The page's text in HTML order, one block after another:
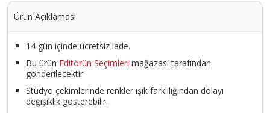
Ürün Açıklaması
14 gün içinde ücretsiz iade.
Bu ürün Editörün Seçimleri mağazası tarafından
gönderilecektir
Stüdyo çekimlerinde renkler ışık farklılığından dolayı
değişiklik gösterebilir.